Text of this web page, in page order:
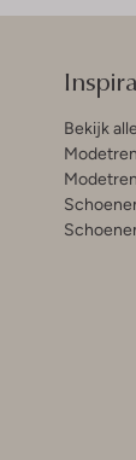
Bekijk